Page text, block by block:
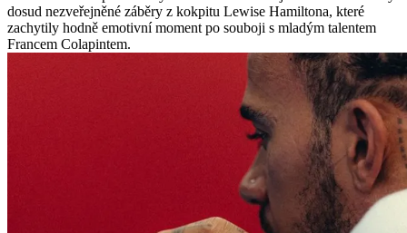
dosud nezveřejněné záběry z kokpitu Lewise Hamiltona, které
zachytily hodně emotivní moment po souboji s mladým talentem
Francem Colapintem.